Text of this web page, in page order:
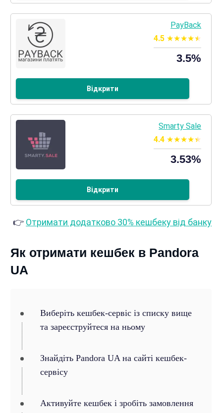
PayBack
4.5
3.5%
Відкрити
Smarty Sale
4.4
3.53%
Відкрити
👉 Отримати додатково 30% кешбеку від банку
Як отримати кешбек в Pandora
UA
Виберіть кешбек-сервіс із списку вище
та зареєструйтеся на ньому
Знайдіть Pandora UA на сайті кешбек-
сервісу
Активуйте кешбек і зробіть замовлення